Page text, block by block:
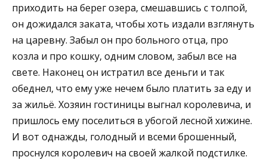
приходить на берег озера, смешавшись с толпой,
он дожидался заката, чтобы хоть издали взглянуть
на царевну. Забыл он про больного отца, про
козла и про кошку, одним словом, забыл все на
свете. Наконец он истратил все деньги и так
обеднел, что ему уже нечем было платить за еду и
за жильё. Хозяин гостиницы выгнал королевича, и
пришлось ему поселиться в убогой лесной хижине.
И вот однажды, голодный и всеми брошенный,
проснулся королевич на своей жалкой подстилке.